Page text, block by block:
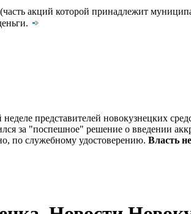
акций которой принадлежит
представителей новокузнецких
за "поспешное" решение о введении
по служебному удостоверению. Власть